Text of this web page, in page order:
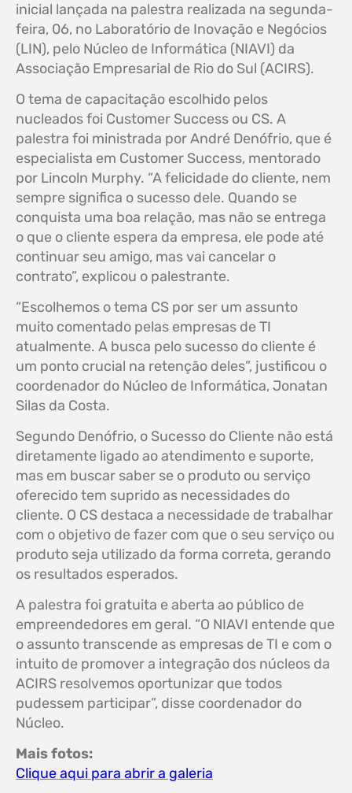
inicial lançada na palestra realizada na segunda-
feira, 06, no Laboratório de Inovação e Negócios
(LIN), pelo Núcleo de Informática (NIAVI) da
Associação Empresarial de Rio do Sul (ACIRS).
O tema de capacitação escolhido pelos
nucleados foi Customer Success ou CS. A
palestra foi ministrada por André Denófrio, que é
especialista em Customer Success, mentorado
por Lincoln Murphy. “A felicidade do cliente, nem
sempre significa o sucesso dele. Quando se
conquista uma boa relação, mas não se entrega
o que o cliente espera da empresa, ele pode até
continuar seu amigo, mas vai cancelar o
contrato”, explicou o palestrante.
“Escolhemos o tema CS por ser um assunto
muito comentado pelas empresas de TI
atualmente. A busca pelo sucesso do cliente é
um ponto crucial na retenção deles”, justificou o
coordenador do Núcleo de Informática, Jonatan
Silas da Costa.
Segundo Denófrio, o Sucesso do Cliente não está
diretamente ligado ao atendimento e suporte,
mas em buscar saber se o produto ou serviço
oferecido tem suprido as necessidades do
cliente. O CS destaca a necessidade de trabalhar
com o objetivo de fazer com que o seu serviço ou
produto seja utilizado da forma correta, gerando
os resultados esperados.
A palestra foi gratuita e aberta ao público de
empreendedores em geral. “O NIAVI entende que
o assunto transcende as empresas de TI e com o
intuito de promover a integração dos núcleos da
ACIRS resolvemos oportunizar que todos
pudessem participar”, disse coordenador do
Núcleo.
Mais fotos:
Clique aqui para abrir a galeria